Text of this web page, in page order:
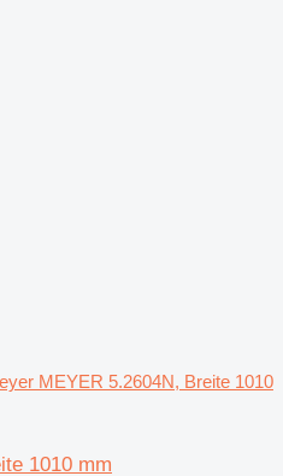
MEYER 5.2604N, Breite 1010
1010 mm